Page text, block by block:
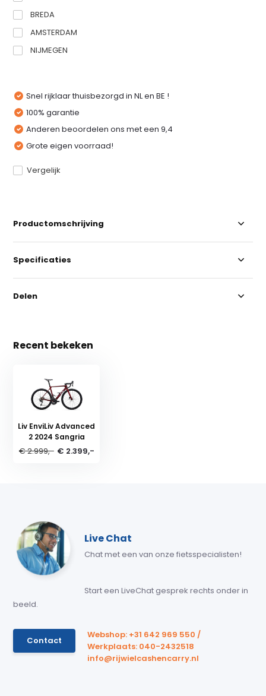
BREDA
AMSTERDAM
NIJMEGEN
Snel rijklaar thuisbezorgd in NL en BE !
100% garantie
Anderen beoordelen ons met een 9,4
Grote eigen voorraad!
Vergelijk
Productomschrijving
Specificaties
Delen
Recent bekeken
Liv EnviLiv Advanced
2 2024 Sangria
€ 2.999,- € 2.399,-
Live Chat
Chat met een van onze fietsspecialisten!
Start een LiveChat gesprek rechts onder in
beeld.
Contact
Webshop: +31 642 969 550 /
Werkplaats: 040-2432518
info@rijwielcashencarry.nl